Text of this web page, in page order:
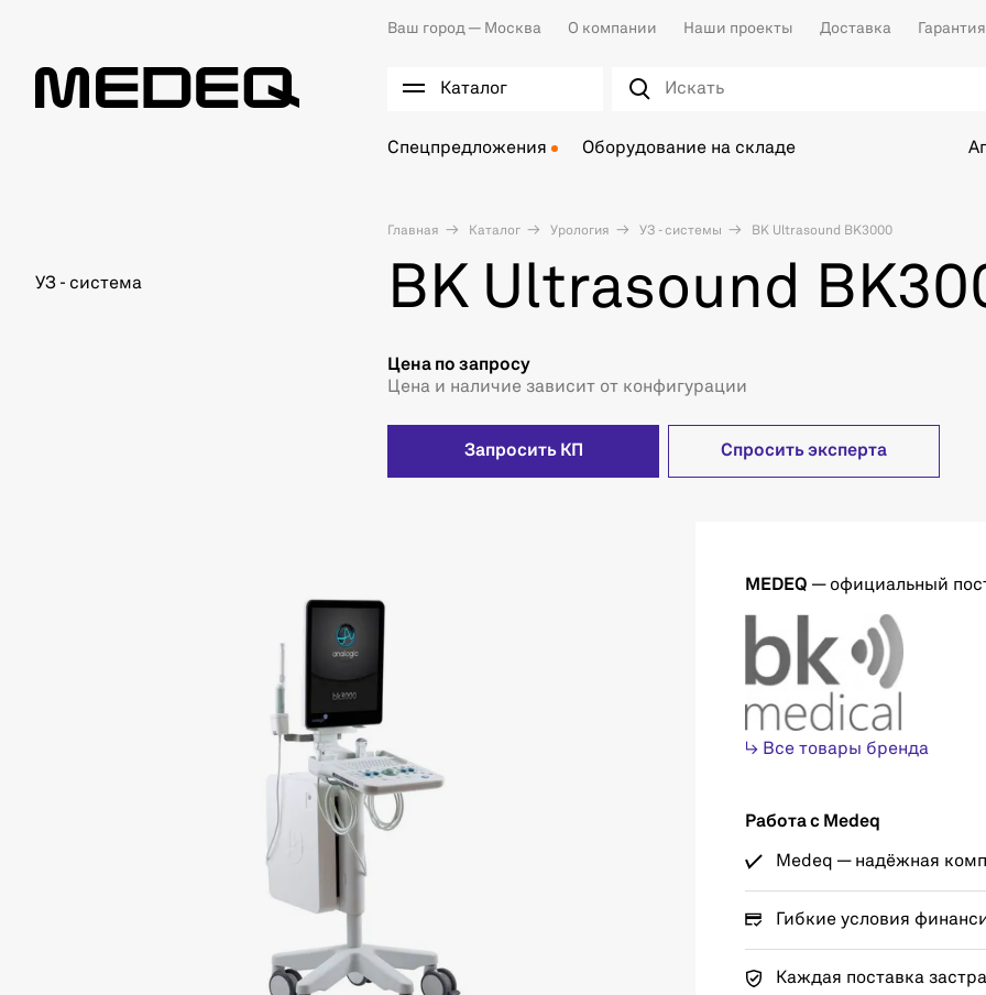
Ваш город — Москва О компании Наши проекты Доставка Гарантия
Каталог
Спецпредложения Оборудование на складе
Главная Каталог Урология УЗ - системы BK Ultrasound BK3000
УЗ - система BK Ultrasound
Цена по запросу
Цена и наличие зависит от конфигурации
Запросить КП Спросить эксперта
MEDEQ — официальный
↳ Все товары бренда
Работа с Medeq
Medeq — надёжная
Гибкие условия
Каждая поставка